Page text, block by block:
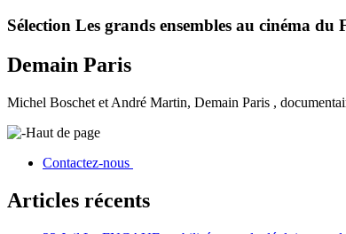
Sélection Les grands ensembles au cinéma du
Demain Paris
Michel Boschet et André Martin, Demain Paris ,
Haut de page
Contactez-nous
Articles récents